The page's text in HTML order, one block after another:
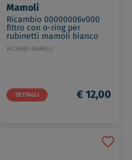
Mamoli
Ricambio 00000006v000
filtro con o-ring per
rubinetti mamoli bianco
codice prod:
00000006V000
RICAMBI MAMOLI
DETTAGLI € 12,00